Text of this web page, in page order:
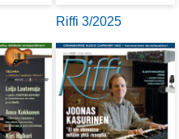
Riffi 3/2025